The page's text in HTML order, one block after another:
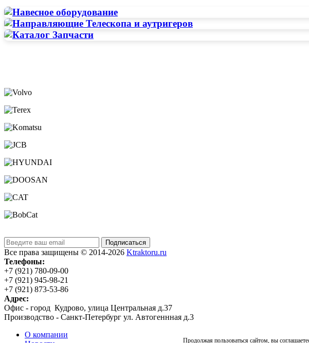
Подписаться
Все права защищены © 2014-2026 Ktraktoru.ru
Телефоны:
+7 (921) 780-09-00
+7 (921) 945-98-21
+7 (921) 873-53-86
Адрес:
Офис - город Кудрово, улица Центральная д.37
Производство - Санкт-Петербург ул. Автогеннная д.3
О компании
Продолжая пользоваться сайтом, вы